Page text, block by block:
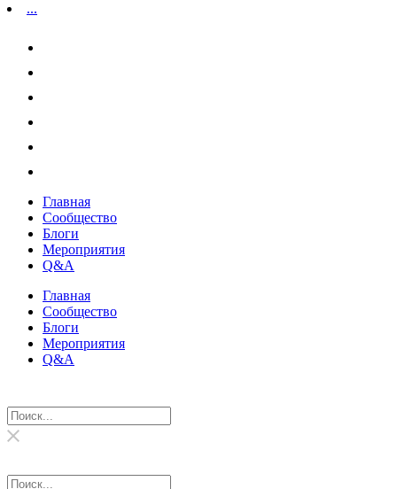
...
Главная
Сообщество
Блоги
Мероприятия
Q&A
Главная
Сообщество
Блоги
Мероприятия
Q&A